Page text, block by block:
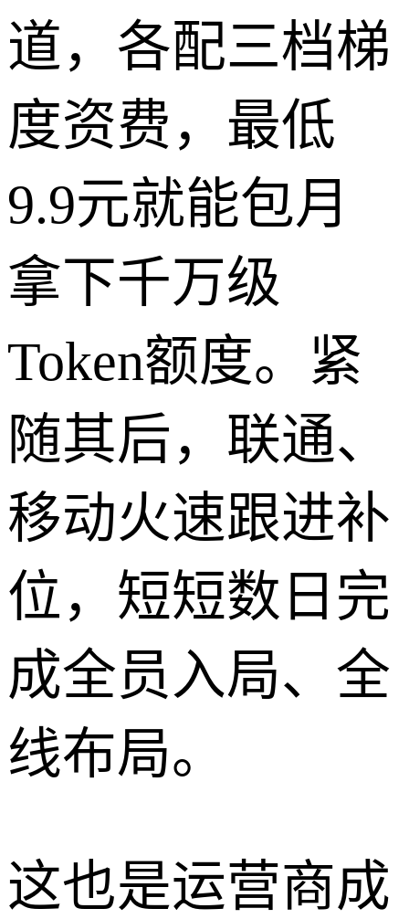
道，各配三档梯
度资费，最低
9.9元就能包月
拿下千万级
Token额度。紧
随其后，联通、
移动火速跟进补
位，短短数日完
成全员入局、全
线布局。
这也是运营商成